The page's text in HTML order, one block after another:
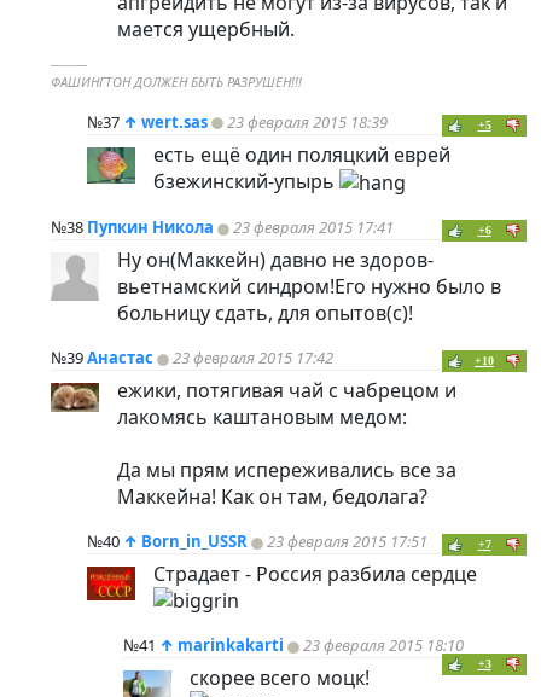
мается ущербный.
----------
ФАШИНГТОН ДОЛЖЕН БЫТЬ РАЗРУШЕН!!!
№37 ↑ wert.sas 23 февраля 2015 18:39 +5
есть ещё один поляцкий еврей
бзежинский-упырь
№38 Пупкин Никола 23 февраля 2015 17:41 +6
Ну он(Маккейн) давно не здоров-
вьетнамский синдром!Его нужно было в
больницу сдать, для опытов(с)!
№39Анастас 23 февраля 2015 17:42 +10
ежики, потягивая чай с чабрецом и
лакомясь каштановым медом:
Да мы прям испереживались все за
Маккейна! Как он там, бедолага?
№40 ↑ Born_in_USSR 23 февраля 2015 17:51 +7
Страдает - Россия разбила сердце
№41 ↑ marinkakarti 23 февраля 2015 18:10
+3
скорее всего моцк!